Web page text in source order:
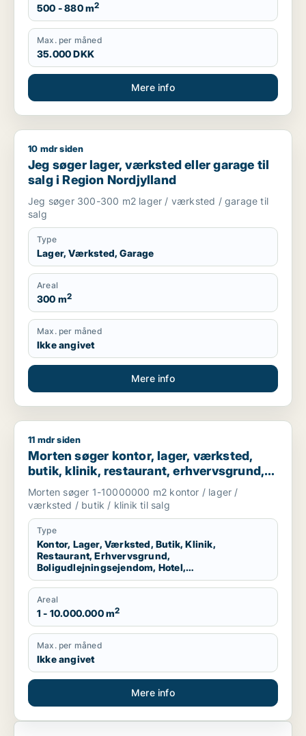
500 - 880 m2
Max. per måned
35.000 DKK
Mere info
Jeg søger lager, værksted eller garage til salg i Region
10 mdr siden
Jeg søger lager, værksted eller garage til
salg i Region Nordjylland
Jeg søger 300-300 m2 lager / værksted / garage til
salg
Type
Lager, Værksted, Garage
Areal
300 m2
Max. per måned
Ikke angivet
Mere info
Morten søger kontor, lager, værksted, butik, klinik,
11 mdr siden
Morten søger kontor, lager, værksted,
butik, klinik, restaurant, erhvervsgrund,
boligudlejningsejendom, hotel eller
produktionslokaler til salg i Region
Nordjylland
Morten søger 1-10000000 m2 kontor / lager /
værksted / butik / klinik til salg
Type
Kontor, Lager, Værksted, Butik, Klinik,
Restaurant, Erhvervsgrund,
Boligudlejningsejendom, Hotel,
Produktionslokaler
Areal
1 - 10.000.000 m2
Max. per måned
Ikke angivet
Mere info